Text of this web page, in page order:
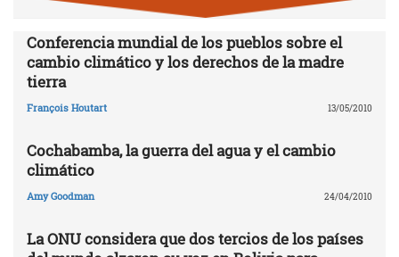
Conferencia mundial de los pueblos sobre el
cambio climático y los derechos de la madre
tierra
François Houtart 13/05/2010
Cochabamba, la guerra del agua y el cambio
climático
Amy Goodman 24/04/2010
La ONU considera que dos tercios de los países